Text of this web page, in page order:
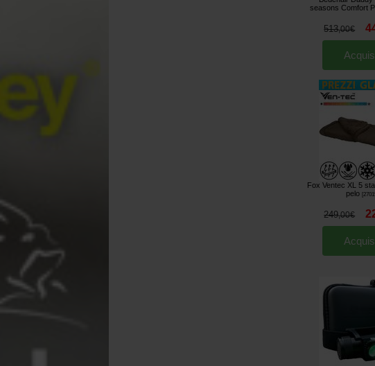
seasons Comfort
513,00€
Fox Ventec XL 5
pelo [
249,00€